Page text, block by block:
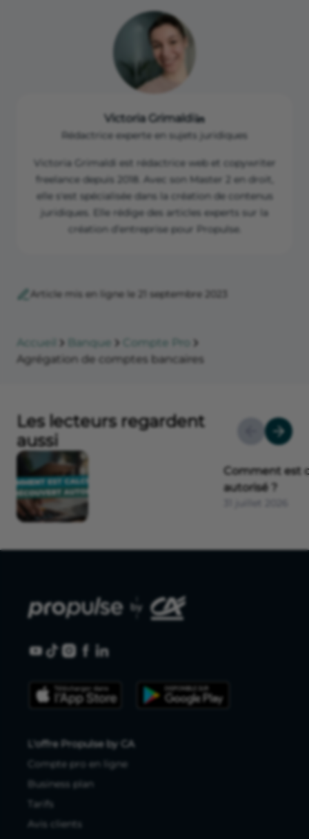
Victoria Grimaldi
Rédactrice experte en sujets juridiques
Victoria Grimaldi est rédactrice web et copywriter
freelance depuis 2018. Avec son Master 2 en droit,
elle s'est spécialisée dans la création de contenus
juridiques. Elle rédige des articles experts sur la
création d’entreprise pour Propulse.
Article mis en ligne le 21 septembre 2023
Accueil Banque
Compte Pro
Agrégation de comptes bancaires
Les lecteurs regardent
aussi
Comment est
autorisé ?
L'offre Propulse by CA
Compte pro en ligne
Business plan
Tarifs
Avis clients